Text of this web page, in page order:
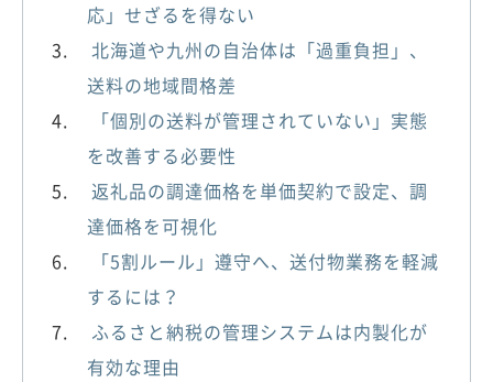
応」せざるを得ない
北海道や九州の自治体は「過重負担」、
送料の地域間格差
「個別の送料が管理されていない」実態
を改善する必要性
返礼品の調達価格を単価契約で設定、調
達価格を可視化
「5割ルール」遵守へ、送付物業務を軽減
するには？
ふるさと納税の管理システムは内製化が
有効な理由